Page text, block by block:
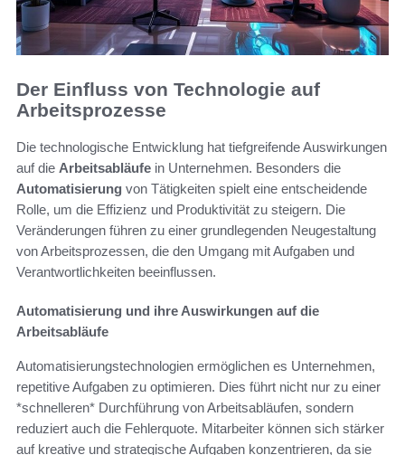
Der Einfluss von Technologie auf
Arbeitsprozesse
Die technologische Entwicklung hat tiefgreifende Auswirkungen
auf die Arbeitsabläufe in Unternehmen. Besonders die
Automatisierung von Tätigkeiten spielt eine entscheidende
Rolle, um die Effizienz und Produktivität zu steigern. Die
Veränderungen führen zu einer grundlegenden Neugestaltung
von Arbeitsprozessen, die den Umgang mit Aufgaben und
Verantwortlichkeiten beeinflussen.
Automatisierung und ihre Auswirkungen auf die
Arbeitsabläufe
Automatisierungstechnologien ermöglichen es Unternehmen,
repetitive Aufgaben zu optimieren. Dies führt nicht nur zu einer
*schnelleren* Durchführung von Arbeitsabläufen, sondern
reduziert auch die Fehlerquote. Mitarbeiter können sich stärker
auf kreative und strategische Aufgaben konzentrieren, da sie